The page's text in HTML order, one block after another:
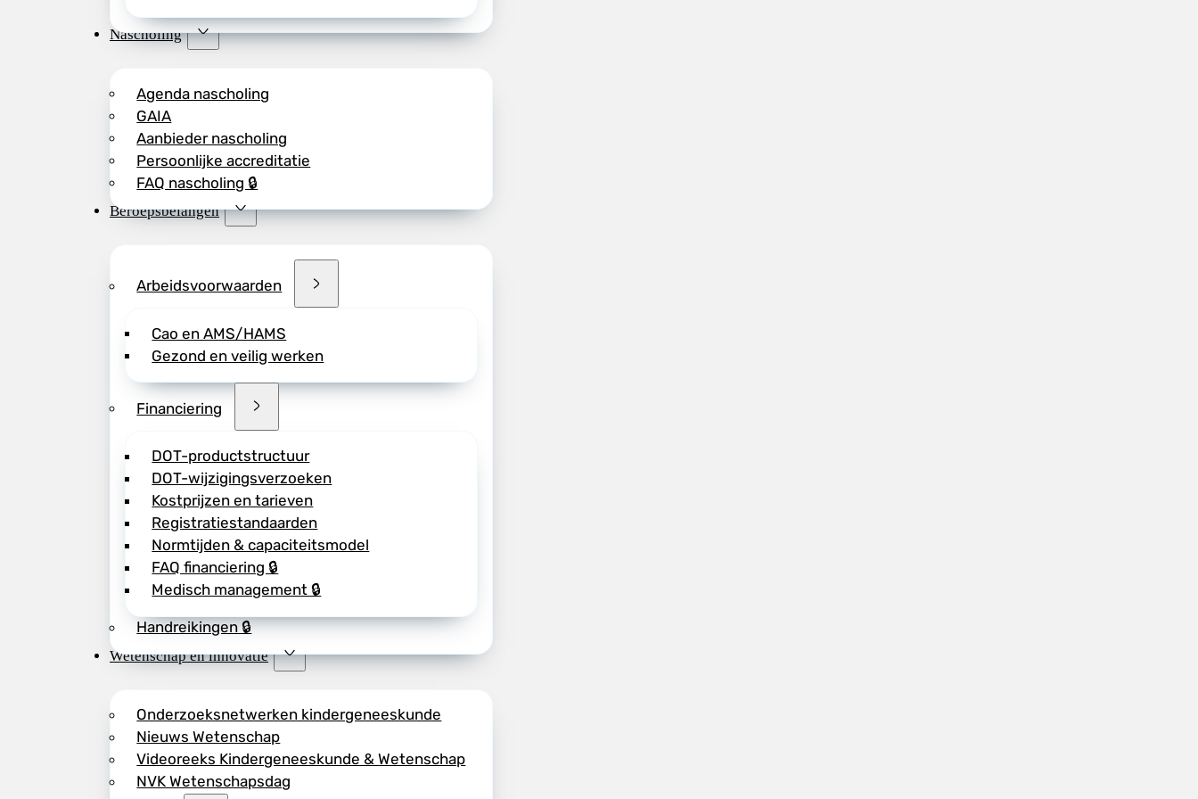
Nascholing
Agenda nascholing
GAIA
Aanbieder nascholing
Persoonlijke accreditatie
FAQ nascholing 🔒
Beroepsbelangen
Arbeidsvoorwaarden
Cao en AMS/HAMS
Gezond en veilig werken
Financiering
DOT-productstructuur
DOT-wijzigingsverzoeken
Kostprijzen en tarieven
Registratiestandaarden
Normtijden & capaciteitsmodel
FAQ financiering 🔒
Medisch management 🔒
Handreikingen 🔒
Wetenschap en innovatie
Onderzoeksnetwerken kindergeneeskunde
Nieuws Wetenschap
Videoreeks Kindergeneeskunde & Wetenschap
NVK Wetenschapsdag